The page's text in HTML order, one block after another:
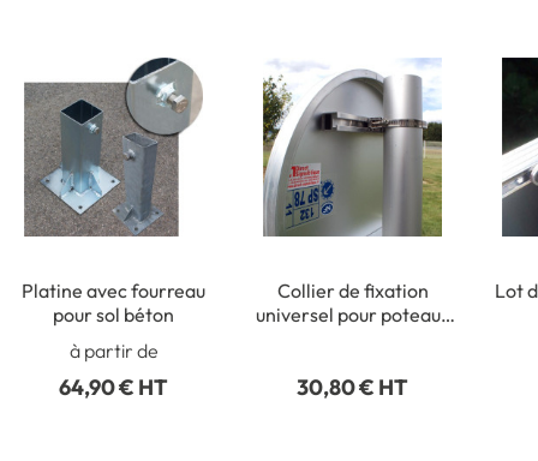
Platine avec fourreau
pour sol béton
à partir de
64,90 € HT
Collier de fixation
universel pour poteaux
30,80 € HT
Lot